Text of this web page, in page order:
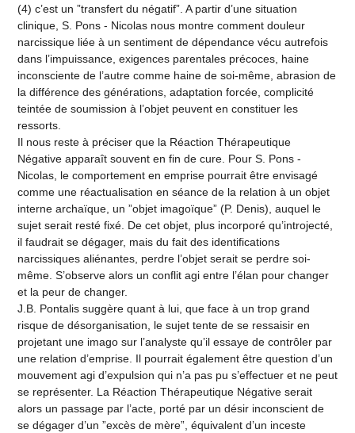
(4) c’est un ”transfert du négatif”. A partir d’une situation
clinique, S. Pons - Nicolas nous montre comment douleur
narcissique liée à un sentiment de dépendance vécu autrefois
dans l’impuissance, exigences parentales précoces, haine
inconsciente de l’autre comme haine de soi-même, abrasion de
la différence des générations, adaptation forcée, complicité
teintée de soumission à l’objet peuvent en constituer les
ressorts.
Il nous reste à préciser que la Réaction Thérapeutique
Négative apparaît souvent en fin de cure. Pour S. Pons -
Nicolas, le comportement en emprise pourrait être envisagé
comme une réactualisation en séance de la relation à un objet
interne archaïque, un ”objet imagoïque” (P. Denis), auquel le
sujet serait resté fixé. De cet objet, plus incorporé qu’introjecté,
il faudrait se dégager, mais du fait des identifications
narcissiques aliénantes, perdre l’objet serait se perdre soi-
même. S’observe alors un conflit agi entre l’élan pour changer
et la peur de changer.
J.B. Pontalis suggère quant à lui, que face à un trop grand
risque de désorganisation, le sujet tente de se ressaisir en
projetant une imago sur l’analyste qu’il essaye de contrôler par
une relation d’emprise. Il pourrait également être question d’un
mouvement agi d’expulsion qui n’a pas pu s’effectuer et ne peut
se représenter. La Réaction Thérapeutique Négative serait
alors un passage par l’acte, porté par un désir inconscient de
se dégager d’un ”excès de mère”, équivalent d’un inceste